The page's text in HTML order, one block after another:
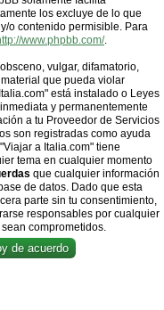
los excluye de lo que
o contenido permisible. Para
www.phpbb.com/.
vulgar, difamatorio,
que pueda violar
está instalado o Leyes
y permanentemente
a tu Proveedor de Servicios
son registradas como ayuda
a Italia.com" tiene
tema en cualquier momento
que cualquier información
de datos. Dado que esta
parte sin tu consentimiento,
responsables por cualquier
comprometidos.